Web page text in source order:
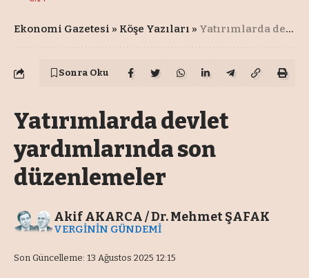
Ekonomi Gazetesi » Köşe Yazıları » Yatırımlarda devlet yardımlarında son düzenlemeler
Sonra Oku
Yatırımlarda devlet
yardımlarında son
düzenlemeler
Son Güncelleme: 13 Ağustos 2025 12:15
Akif AKARCA / Dr. Mehmet ŞAFAK
VERGİNİN GÜNDEMİ